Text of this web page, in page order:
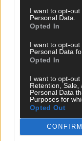
I want to opt-
Personal Data.
Opted In
I want to opt-
Personal Data
Opted In
I want to opt-out
Retention, Sale,
Personal Data
Purposes for
Opted Out
CONFIRM
Nachrichten
Ratgeber
Wissen
Kommentar
Streams & Storys
Eurovision
FLASH – DAS